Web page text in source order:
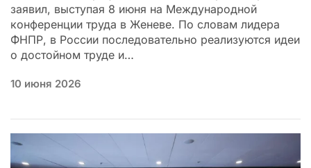
заявил, выступая 8 июня на Международной
конференции труда в Женеве. По словам лидера
ФНПР, в России последовательно реализуются идеи
о достойном труде и…
10 июня 2026